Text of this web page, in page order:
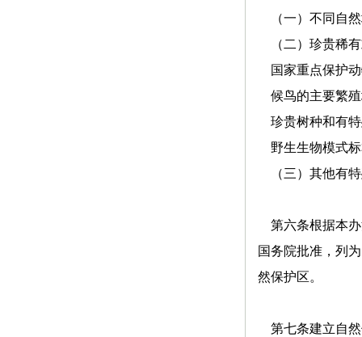
（一）不同自然
（二）珍贵稀有
国家重点保护动
候鸟的主要繁
珍贵树种和有
野生生物模式
（三）其他有
第六条根据本办
国务院批准，列
然保护区。
第七条建立自然